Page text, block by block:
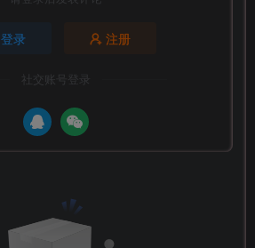
登录 注册
社交账号登录